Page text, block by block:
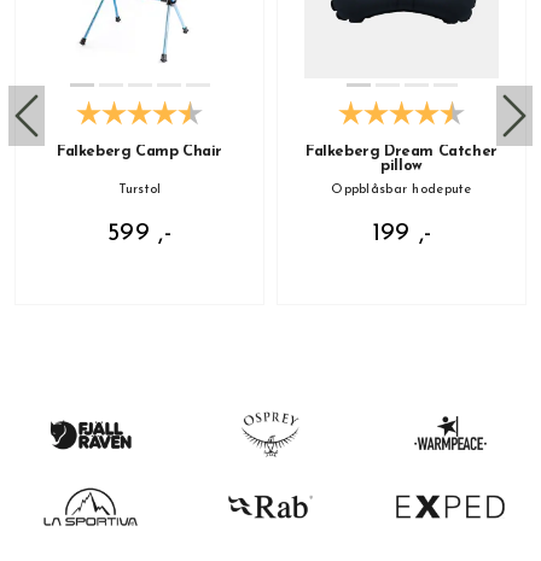
Falkeberg Camp Chair
Turstol
599 ,-
Falkeberg Dream Catcher
pillow
Oppblåsbar hodepute
199 ,-